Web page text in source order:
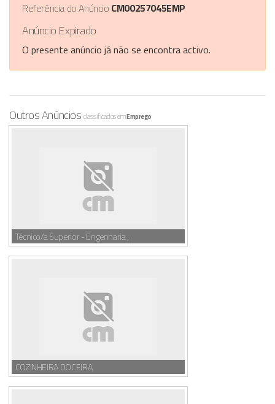
Referência do Anúncio CM00257045EMP
Anúncio Expirado
O presente anúncio já não se encontra activo.
Outros Anúncios classificados emEmprego
Técnico/a Superior - Engenharia ,
COZINHEIRA DOCEIRA,